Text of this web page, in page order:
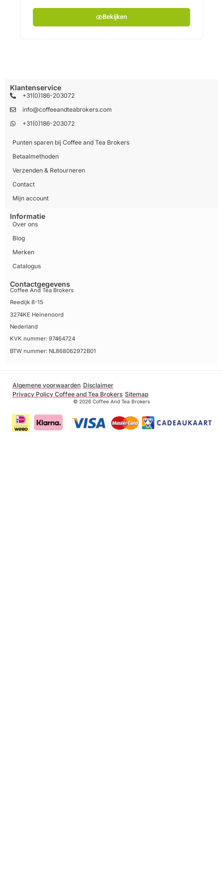
Bekijken
Klantenservice
+31(0)186-203072
info@coffeeandteabrokers.com
+31(0)186-203072
Punten sparen bij Coffee and Tea Brokers
Betaalmethoden
Verzenden & Retourneren
Contact
Mijn account
Informatie
Over ons
Blog
Merken
Catalogus
Contactgegevens
Coffee And Tea Brokers
Reedijk 8-15
3274KE Heinenoord
Nederland
KVK nummer: 97464724
BTW nummer: NL868062972B01
Algemene voorwaarden Disclaimer
Privacy Policy Coffee and Tea Brokers Sitemap
© 2026 Coffee And Tea Brokers